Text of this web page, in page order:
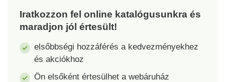
Iratkozzon fel online katalógusunkra és
maradjon jól értesült!
elsőbbségi hozzáférés a kedvezményekhez
és akciókhoz
Ön elsőként értesülhet a webáruház